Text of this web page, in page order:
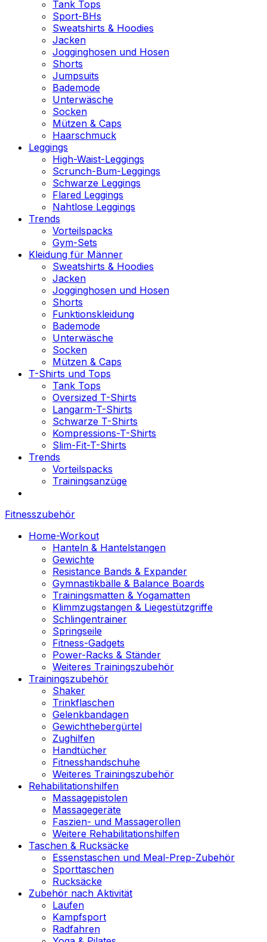
Tank Tops
Sport-BHs
Sweatshirts & Hoodies
Jacken
Jogginghosen und Hosen
Shorts
Jumpsuits
Bademode
Unterwäsche
Socken
Mützen & Caps
Haarschmuck
Leggings
High-Waist-Leggings
Scrunch-Bum-Leggings
Schwarze Leggings
Flared Leggings
Nahtlose Leggings
Trends
Vorteilspacks
Gym-Sets
Kleidung für Männer
Sweatshirts & Hoodies
Jacken
Jogginghosen und Hosen
Shorts
Funktionskleidung
Bademode
Unterwäsche
Socken
Mützen & Caps
T-Shirts und Tops
Tank Tops
Oversized T-Shirts
Langarm-T-Shirts
Schwarze T-Shirts
Kompressions-T-Shirts
Slim-Fit-T-Shirts
Trends
Vorteilspacks
Trainingsanzüge
Fitnesszubehör
Home-Workout
Hanteln & Hantelstangen
Gewichte
Resistance Bands & Expander
Gymnastikbälle & Balance Boards
Trainingsmatten & Yogamatten
Klimmzugstangen & Liegestützgriffe
Schlingentrainer
Springseile
Fitness-Gadgets
Power-Racks & Ständer
Weiteres Trainingszubehör
Trainingszubehör
Shaker
Trinkflaschen
Gelenkbandagen
Gewichthebergürtel
Zughilfen
Handtücher
Fitnesshandschuhe
Weiteres Trainingszubehör
Rehabilitationshilfen
Massagepistolen
Massagegeräte
Faszien- und Massagerollen
Weitere Rehabilitationshilfen
Taschen & Rucksäcke
Essenstaschen und Meal-Prep-Zubehör
Sporttaschen
Rucksäcke
Zubehör nach Aktivität
Laufen
Kampfsport
Radfahren